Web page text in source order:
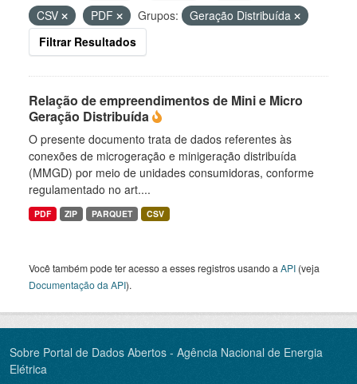
CSV
PDF Grupos:
Geração Distribuída
Filtrar Resultados
Relação de empreendimentos de Mini e Micro
Geração Distribuída
O presente documento trata de dados referentes às
conexões de microgeração e minigeração distribuída
(MMGD) por meio de unidades consumidoras, conforme
regulamentado no art....
PDF ZIP PARQUET CSV
Você também pode ter acesso a esses registros usando a API (veja
Documentação da API).
Sobre Portal de Dados Abertos - Agência Nacional de Energia
Elétrica